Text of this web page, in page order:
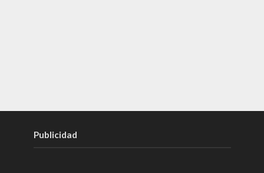
Publicidad